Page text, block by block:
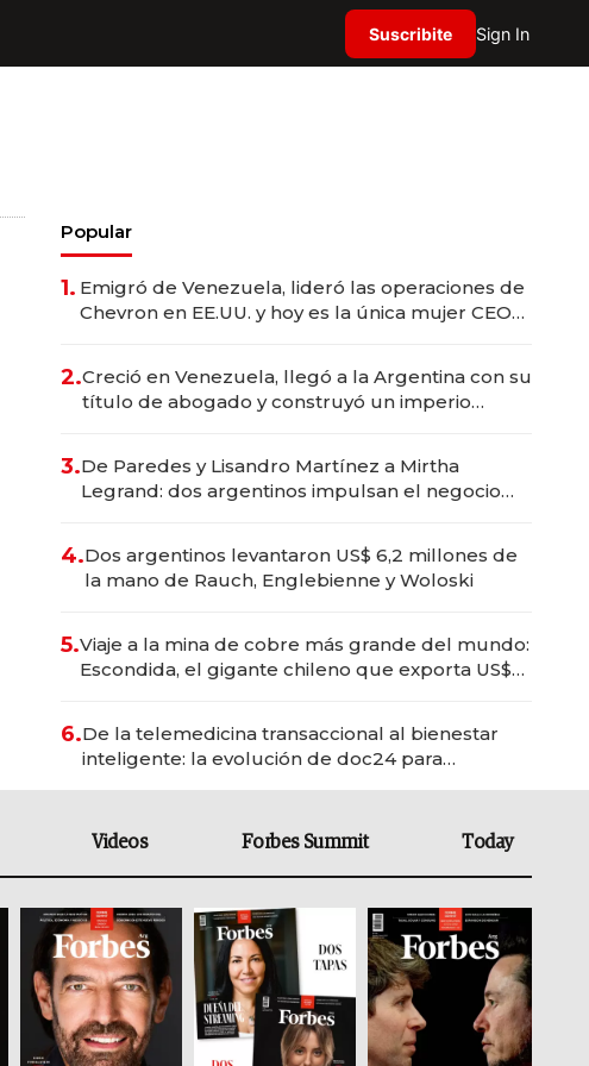
Suscribite Sign In
Popular
1. Emigró de Venezuela, lideró las operaciones de
Chevron en EE.UU. y hoy es la única mujer CEO
2.Creció en Venezuela, llegó a la Argentina con su
título de abogado y construyó un imperio
3.De Paredes y Lisandro Martínez a Mirtha
Legrand: dos argentinos impulsan el negocio
4.Dos argentinos levantaron US$ 6,2 millones de
la mano de Rauch, Englebienne y Woloski
5.Viaje a la mina de cobre más grande del mundo:
Escondida, el gigante chileno que exporta US$
6.De la telemedicina transaccional al bienestar
inteligente: la evolución de doc24 para
Videos Forbes Summit Today